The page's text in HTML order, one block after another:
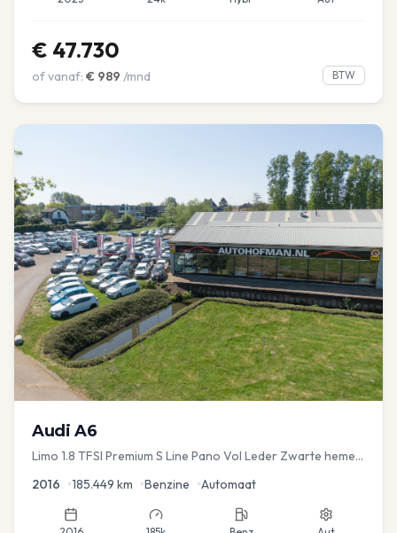
€ 47.730
of vanaf: € 989 /mnd BTW
Audi A6
Limo 1.8 TFSI Premium S Line Pano Vol Leder Zwarte hemel
2016 •185.449 km •Benzine •Automaat